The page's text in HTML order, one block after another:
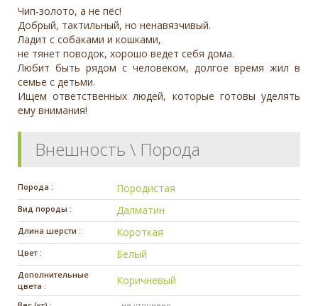
Чип-золото, а не пёс!
Добрый, тактильный, но ненавязчивый.
Ладит с собаками и кошками,
не тянет поводок, хорошо ведет себя дома.
Любит быть рядом с человеком, долгое время жил в
семье с детьми.
Ищем ответственных людей, которые готовы уделять
ему внимания!
Внешность \ Порода
Порода : Породистая
Вид породы : Далматин
Длина шерсти : Короткая
Цвет : Белый
Дополнительные
цвета :
Коричневый